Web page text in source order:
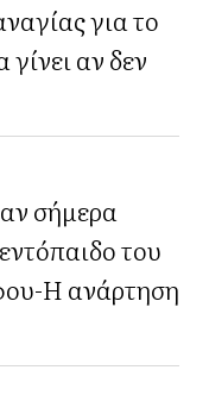
για το
αν δεν
σήμερα
του
Η ανάρτηση